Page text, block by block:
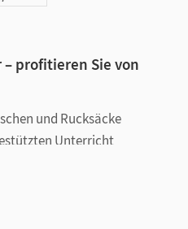
– profitieren Sie von
und Rucksäcke
Unterricht